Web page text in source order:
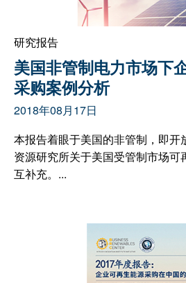
研究报告
美国非管制电力市场下
采购案例分析
2018年08月17日
本报告着眼于美国的非管制，即开
资源研究所关于美国受管制市场可
互补充。...